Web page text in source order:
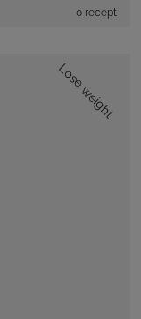
0 recept
Lose weight